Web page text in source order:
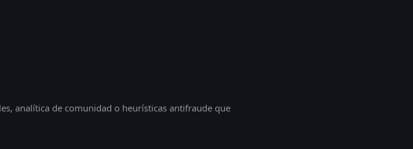
analítica de comunidad o heurísticas antifraude que